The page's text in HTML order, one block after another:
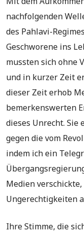
nachfolgenden
des Pahlavi-
Geschworene ins
mussten sich ohne
und in kurzer Zeit
dieser Zeit erhob
bemerkenswerten
dieses Unrecht. Sie
gegen die vom
indem ich ein
Medien
Ungerechtigkeiten
Ihre Stimme, die